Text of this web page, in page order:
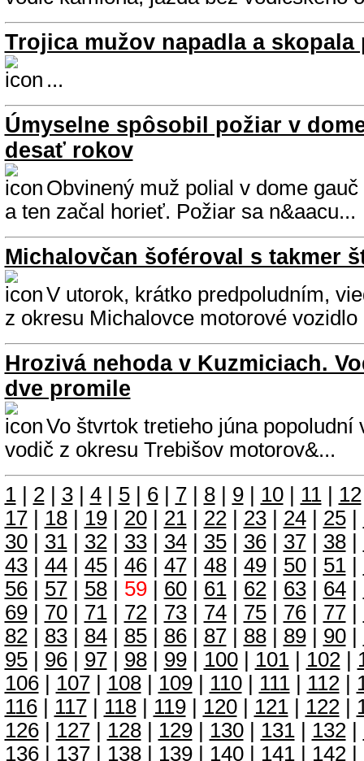
Trojica mužov napadla a skopala
...
Úmyselne spôsobil požiar v
desať rokov
Obvinený muž polial v dome
a ten začal horieť. Požiar sa n&aacu...
Michalovčan šoféroval s takmer
V utorok, krátko predpoludním,
z okresu Michalovce motorové vozidlo
Hrozivá nehoda v Kuzmiciach.
dve promile
Vo štvrtok tretieho júna popoludní
vodič z okresu Trebišov motorov&...
1| 2| 3| 4| 5| 6| 7| 8| 9| 10| 11| 12
17| 18| 19| 20| 21| 22| 23| 24| 25|
30| 31| 32| 33| 34| 35| 36| 37| 38|
43| 44| 45| 46| 47| 48| 49| 50| 51|
56| 57| 58| 59| 60| 61| 62| 63| 64|
69| 70| 71| 72| 73| 74| 75| 76| 77|
82| 83| 84| 85| 86| 87| 88| 89| 90|
95| 96| 97| 98| 99| 100| 101| 102|
106| 107| 108| 109| 110| 111| 112|
116| 117| 118| 119| 120| 121| 122|
126| 127| 128| 129| 130| 131| 132|
136| 137| 138| 139| 140| 141| 142|